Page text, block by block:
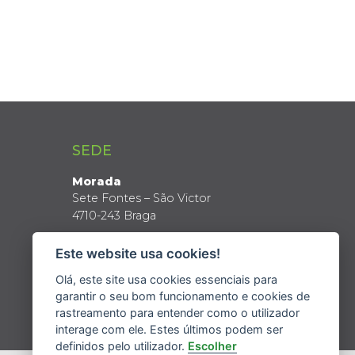
SEDE
Morada
Sete Fontes – São Victor
4710-243 Braga
Latitude: 41º 34’ N
Longitude: 8º 24’ W
Este website usa cookies!
Olá, este site usa cookies essenciais para
garantir o seu bom funcionamento e cookies de
rastreamento para entender como o utilizador
interage com ele. Estes últimos podem ser
definidos pelo utilizador. Escolher